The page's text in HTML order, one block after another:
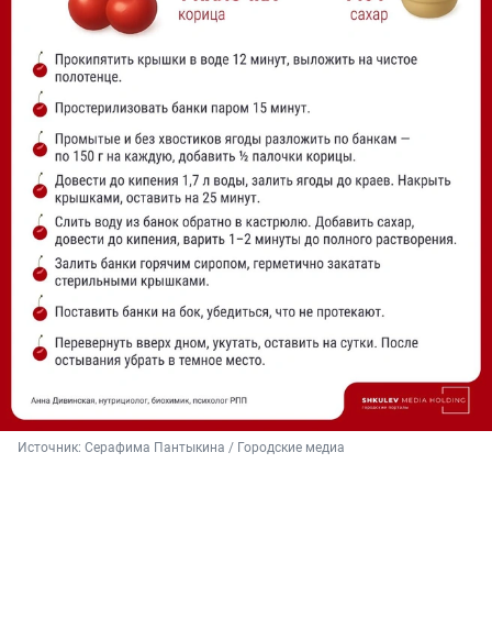
Источник: Серафима Пантыкина / Городские медиа